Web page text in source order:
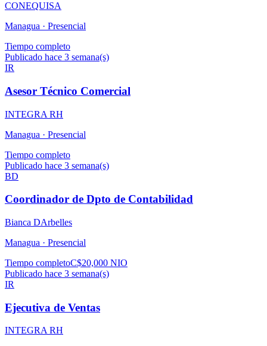
CONEQUISA
Managua · Presencial
Tiempo completo
Publicado hace 3 semana(s)
IR
Asesor Técnico Comercial
INTEGRA RH
Managua · Presencial
Tiempo completo
Publicado hace 3 semana(s)
BD
Coordinador de Dpto de Contabilidad
Bianca DArbelles
Managua · Presencial
Tiempo completoC$20,000 NIO
Publicado hace 3 semana(s)
IR
Ejecutiva de Ventas
INTEGRA RH